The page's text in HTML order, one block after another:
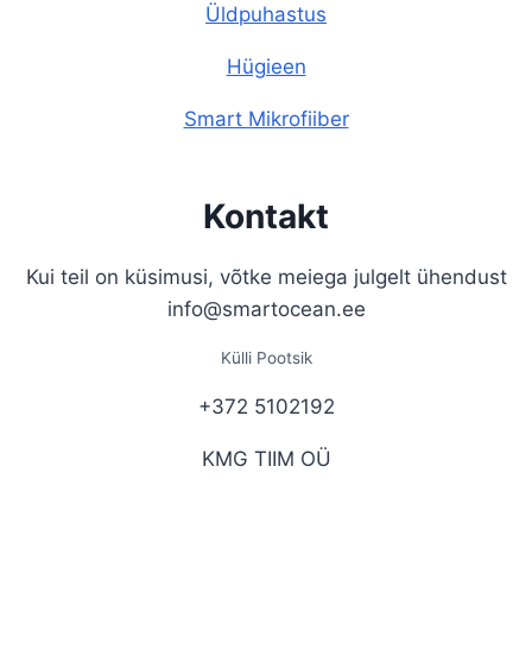
Üldpuhastus
Hügieen
Smart Mikrofiiber
Kontakt
Kui teil on küsimusi, võtke meiega julgelt ühendust
info@smartocean.ee
Külli Pootsik
+372 5102192
KMG TIIM OÜ